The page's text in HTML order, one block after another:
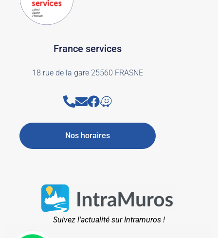
France services
18 rue de la gare 25560 FRASNE
Nos horaires
Suivez l'actualité sur Intramuros !